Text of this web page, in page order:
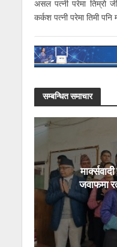
असल पत्नी परेमा तिम्रो
कर्कश पत्नी परेमा तिमी
सम्बन्धित समाचार
जवाफमा